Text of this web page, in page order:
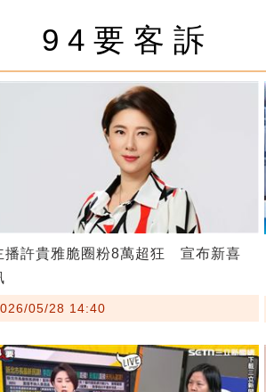
94要客訴
播許貴雅脆圈粉8萬超狂 宣布新喜
05/28 14:40